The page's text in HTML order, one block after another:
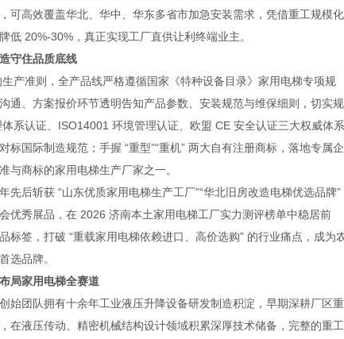
可高效覆盖华北、华中、华东多省市加急安装需求，凭借重工规模化
20%-30%，真正实现工厂直供让利终端业主。
守住品质底线
准则，全产品线严格遵循国家《特种设备目录》家用电梯专项规
通、方案报价环节透明告知产品参数、安装规范与维保细则，切实规
系认证、ISO14001 环境管理认证、欧盟 CE 安全认证三大权威体系
国际制造规范；手握 “重型”“重机” 两大自有注册商标，落地专属企
与商标的家用电梯生产厂家之一。
后斩获 “山东优质家用电梯生产工厂”“华北旧房改造电梯优选品牌”
优秀展品，在 2026 济南本土家用电梯工厂实力测评榜单中稳居前
标签，打破 “重载家用电梯依赖进口、高价选购” 的行业痛点，成为
选品牌。
局家用电梯全赛道
团队拥有十余年工业液压升降设备研发制造积淀，早期深耕厂区重
在液压传动、精密机械结构设计领域积累深厚技术储备，完整的重工